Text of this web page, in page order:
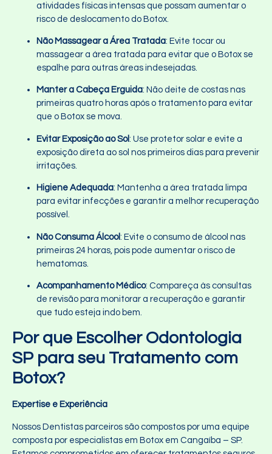
atividades físicas intensas que possam aumentar o
risco de deslocamento do Botox.
Não Massagear a Área Tratada: Evite tocar ou
massagear a área tratada para evitar que o Botox se
espalhe para outras áreas indesejadas.
Manter a Cabeça Erguida: Não deite de costas nas
primeiras quatro horas após o tratamento para evitar
que o Botox se mova.
Evitar Exposição ao Sol: Use protetor solar e evite a
exposição direta ao sol nos primeiros dias para prevenir
irritações.
Higiene Adequada: Mantenha a área tratada limpa
para evitar infecções e garantir a melhor recuperação
possível.
Não Consuma Álcool: Evite o consumo de álcool nas
primeiras 24 horas, pois pode aumentar o risco de
hematomas.
Acompanhamento Médico: Compareça às consultas
de revisão para monitorar a recuperação e garantir
que tudo esteja indo bem.
Por que Escolher Odontologia
SP para seu Tratamento com
Botox?
Expertise e Experiência
Nossos Dentistas parceiros são compostos por uma equipe
composta por especialistas em Botox em Cangaíba – SP.